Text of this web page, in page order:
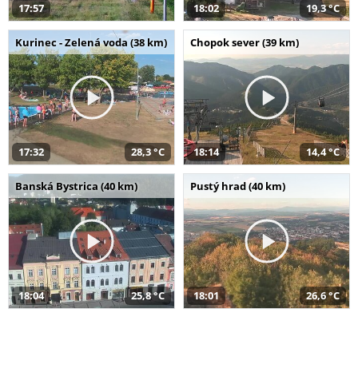
17:57 18:02 19,3 °C
Kurinec - Zelená voda (38 km)
17:32 28,3 °C
Chopok sever (39 km)
18:14 14,4 °C
Banská Bystrica (40 km)
18:04 25,8 °C
Pustý hrad (40 km)
18:01 26,6 °C